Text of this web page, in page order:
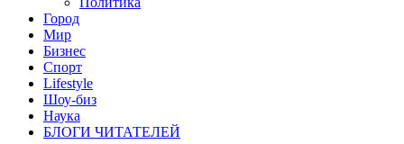
Город
Мир
Бизнес
Спорт
Lifestyle
Шоу-биз
Наука
БЛОГИ ЧИТАТЕЛЕЙ